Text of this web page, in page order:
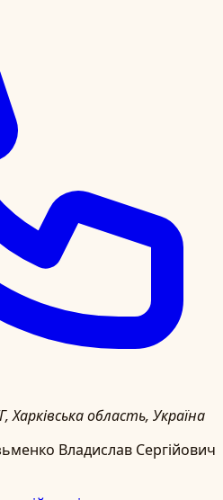
Харківська область, Україна
Владислав Сергійович